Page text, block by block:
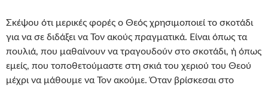
Σκέψου ότι μερικές φορές ο Θεός χρησιμοποιεί το σκοτάδι
για να σε διδάξει να Τον ακούς πραγματικά. Είναι όπως τα
πουλιά, που μαθαίνουν να τραγουδούν στο σκοτάδι, ή όπως
εμείς, που τοποθετούμαστε στη σκιά του χεριού του Θεού
μέχρι να μάθουμε να Τον ακούμε. Όταν βρίσκεσαι στο